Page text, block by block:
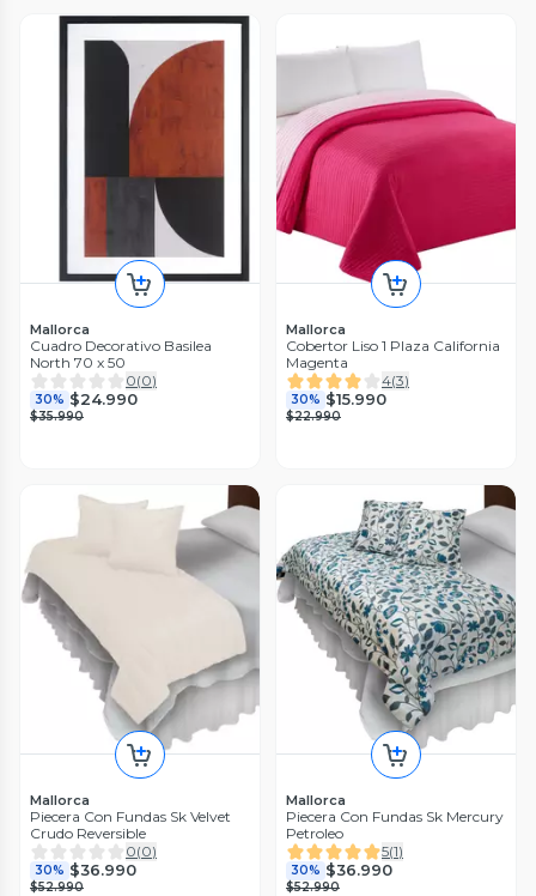
Mallorca
Cuadro Decorativo Basilea
North 70 x 50
0(0)
30% $24.990
$35.990
Mallorca
Cobertor Liso 1 Plaza California
Magenta
4(3)
30% $15.990
$22.990
Mallorca
Piecera Con Fundas Sk Velvet
Crudo Reversible
0(0)
30% $36.990
$52.990
Mallorca
Piecera Con Fundas Sk Mercury
Petroleo
5(1)
30% $36.990
$52.990